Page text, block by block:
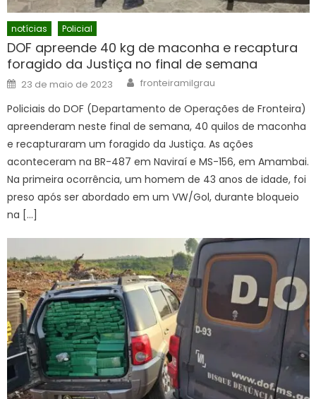
notícias Policial
DOF apreende 40 kg de maconha e recaptura
foragido da Justiça no final de semana
Posted
on
23 de maio de 2023 Author
fronteiramilgrau
Policiais do DOF (Departamento de Operações de Fronteira)
apreenderam neste final de semana, 40 quilos de maconha
e recapturaram um foragido da Justiça. As ações
aconteceram na BR-487 em Naviraí e MS-156, em Amambai.
Na primeira ocorrência, um homem de 43 anos de idade, foi
preso após ser abordado em um VW/Gol, durante bloqueio
na […]